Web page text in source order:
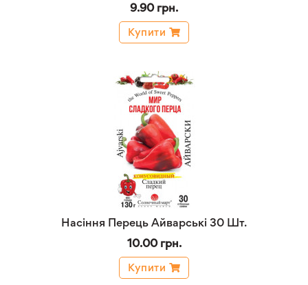
9.90 грн.
Купити
Насіння Перець Айварські 30 Шт.
10.00 грн.
Купити